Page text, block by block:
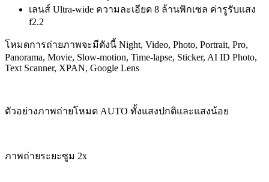
เลนส์ Ultra-wide ความละเอียด 8 ล้านพิกเซล ค่ารูรับแสง
f2.2
โหมดการถ่ายภาพจะมีดังนี้ Night, Video, Photo, Portrait, Pro,
Panorama, Movie, Slow-motion, Time-lapse, Sticker, AI ID Photo,
Text Scanner, XPAN, Google Lens
ตัวอย่างภาพถ่ายโหมด AUTO ทั้งแสงปกติและแสงน้อย
ภาพถ่ายระยะซูม 2x